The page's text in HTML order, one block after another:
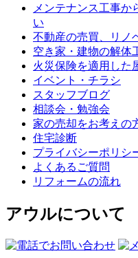
メンテナンス工事か
い
不動産の売買、リノ
空き家・建物の解体
火災保険を適用した
イベント・チラシ
スタッフブログ
相談会・勉強会
家の売却をお考えの
住宅診断
プライバシーポリシ
よくあるご質問
リフォームの流れ
アウルについて